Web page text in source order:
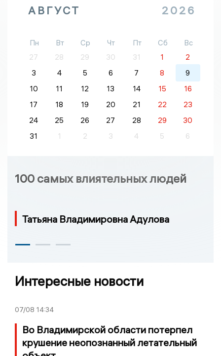
АВГУСТ 2026
Пн Вт Ср Чт Пт Сб
Вс
27
28 29 30 31 1
2
3
4 5 6 7 8
9
10
11 12 13 14 15
16
17
18 19 20 21 22
23
24
25 26 27 28 29
30
31
1 2 3 4 5 6
100 самых влиятельных людей
Татьяна Владимировна Адулова
Интересные новости
07/08 14:34
Во Владимирской области потерпел
крушение неопознанный летательный